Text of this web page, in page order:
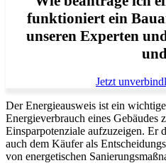
funktioniert ein
unseren Experten
Jetzt
Der Energieausweis ist ein
Energieverbrauch eines Gebäudes
Einsparpotenziale aufzuzeigen. Er
auch dem Käufer als
von energetischen